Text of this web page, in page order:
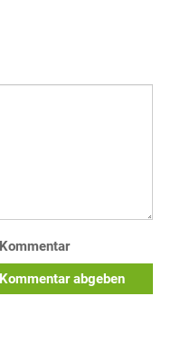
Kommentar abgeben